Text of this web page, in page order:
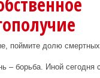
поймите долю
– борьба. Иной сегодня